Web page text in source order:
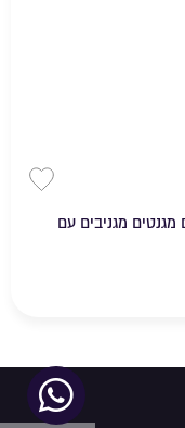
מגניבים עם